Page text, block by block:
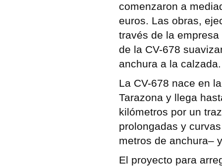
comenzaron a
euros. Las obras,
través de la
de la CV-678
anchura a la calzada.
La CV-678 nace en
Tarazona y llega
kilómetros por un
prolongadas y
metros de anchura–
El proyecto para